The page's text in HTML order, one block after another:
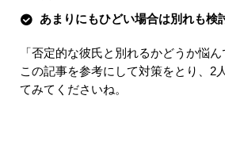
あまりにもひどい場合は別れも検
「否定的な彼氏と別れるかどうか悩
この記事を参考にして対策をとり、2
てみてくださいね。